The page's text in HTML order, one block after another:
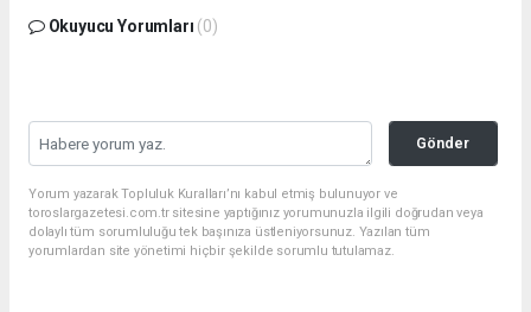
Okuyucu Yorumları (0)
Gönder
Yorum yazarak Topluluk Kuralları’nı kabul etmiş bulunuyor ve
toroslargazetesi.com.tr sitesine yaptığınız yorumunuzla ilgili doğrudan veya
dolaylı tüm sorumluluğu tek başınıza üstleniyorsunuz. Yazılan tüm
yorumlardan site yönetimi hiçbir şekilde sorumlu tutulamaz.